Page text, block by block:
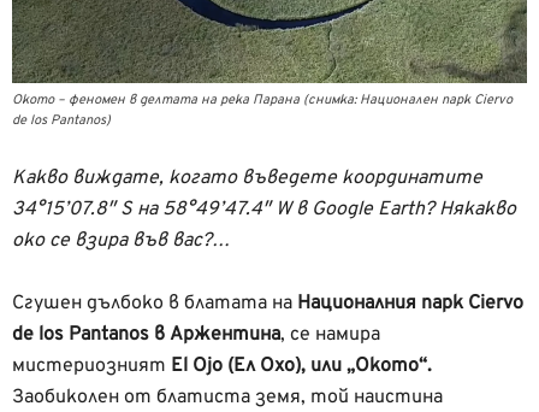
Окото – феномен в делтата на река Парана (снимка: Национален парк Ciervo
de los Pantanos)
Какво виждате, когато въведете координатите
34°15’07.8″ S на 58°49’47.4″ W в Google Earth? Някакво
око се взира във вас?…
Сгушен дълбоко в блатата на Националния парк Ciervo
de los Pantanos в Аржентина, се намира
мистериозният El Ojo (Ел Охо), или „Окото“.
Заобиколен от блатиста земя, той наистина